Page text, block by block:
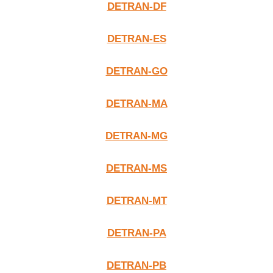
DETRAN-DF
DETRAN-ES
DETRAN-GO
DETRAN-MA
DETRAN-MG
DETRAN-MS
DETRAN-MT
DETRAN-PA
DETRAN-PB